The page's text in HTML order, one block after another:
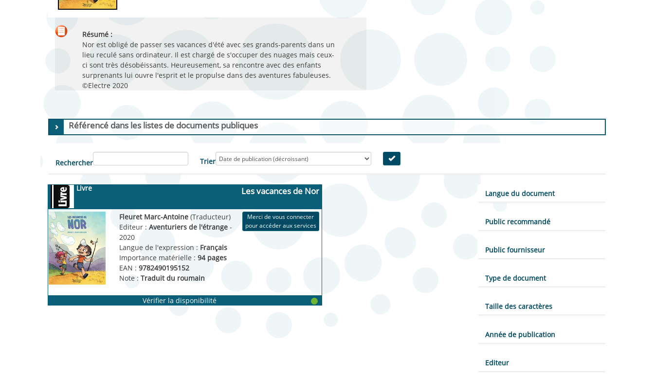
Résumé :
Nor est obligé de passer ses vacances d'été avec ses grands-parents dans un
lieu reculé sans ordinateur. Il est chargé de s'occuper des nuages mais ceux-
ci sont très désobéissants. Heureusement, sa rencontre avec des enfants
surprenants lui ouvre l'esprit et le propulse dans des aventures fabuleuses.
©Electre 2020
Référencé dans les listes de documents publiques
Rechercher Trier
Livre Les vacances de Nor
Merci de vous connecter
pour accéder aux services
Fleuret Marc-Antoine (Traducteur)
Editeur : Aventuriers de l'étrange -
2020
Langue de l'expression : Français
Importance matérielle : 94 pages
EAN : 9782490195152
Note : Traduit du roumain
Vérifier la disponibilité
Langue du document
Public recommandé
Public fournisseur
Type de document
Taille des caractères
Année de publication
Editeur